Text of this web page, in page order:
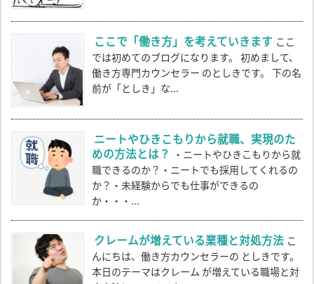
ここで「働き方」を考えていきます ここ
では初めてのブログになります。 初めまして、
働き方専門カウンセラー のとしきです。 下の名
前が「としき」な...
ニートやひきこもりから就職、実現のた
めの方法とは？ ・ニートやひきこもりから就
職できるのか？・ニートでも採用してくれるの
か？・未経験からでも仕事ができるの
か・・・...
クレームが増えている業種と対処方法 こ
んにちは、働き方カウンセラーの としきです。
本日のテーマはクレーム が増えている職場と対